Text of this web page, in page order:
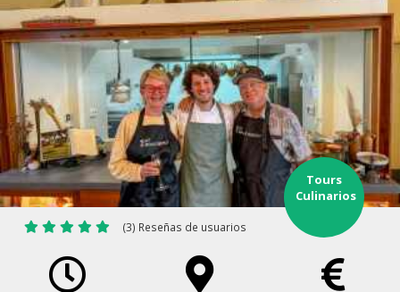
(3) Reseñas de usuarios
Tours
Culinarios